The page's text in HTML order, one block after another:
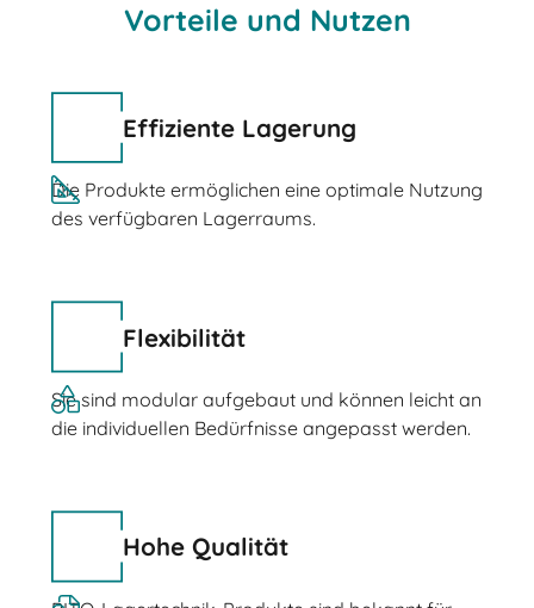
Vorteile und Nutzen
Effiziente Lagerung
Die Produkte ermöglichen eine optimale Nutzung
des verfügbaren Lagerraums.
Flexibilität
Sie sind modular aufgebaut und können leicht an
die individuellen Bedürfnisse angepasst werden.
Hohe Qualität